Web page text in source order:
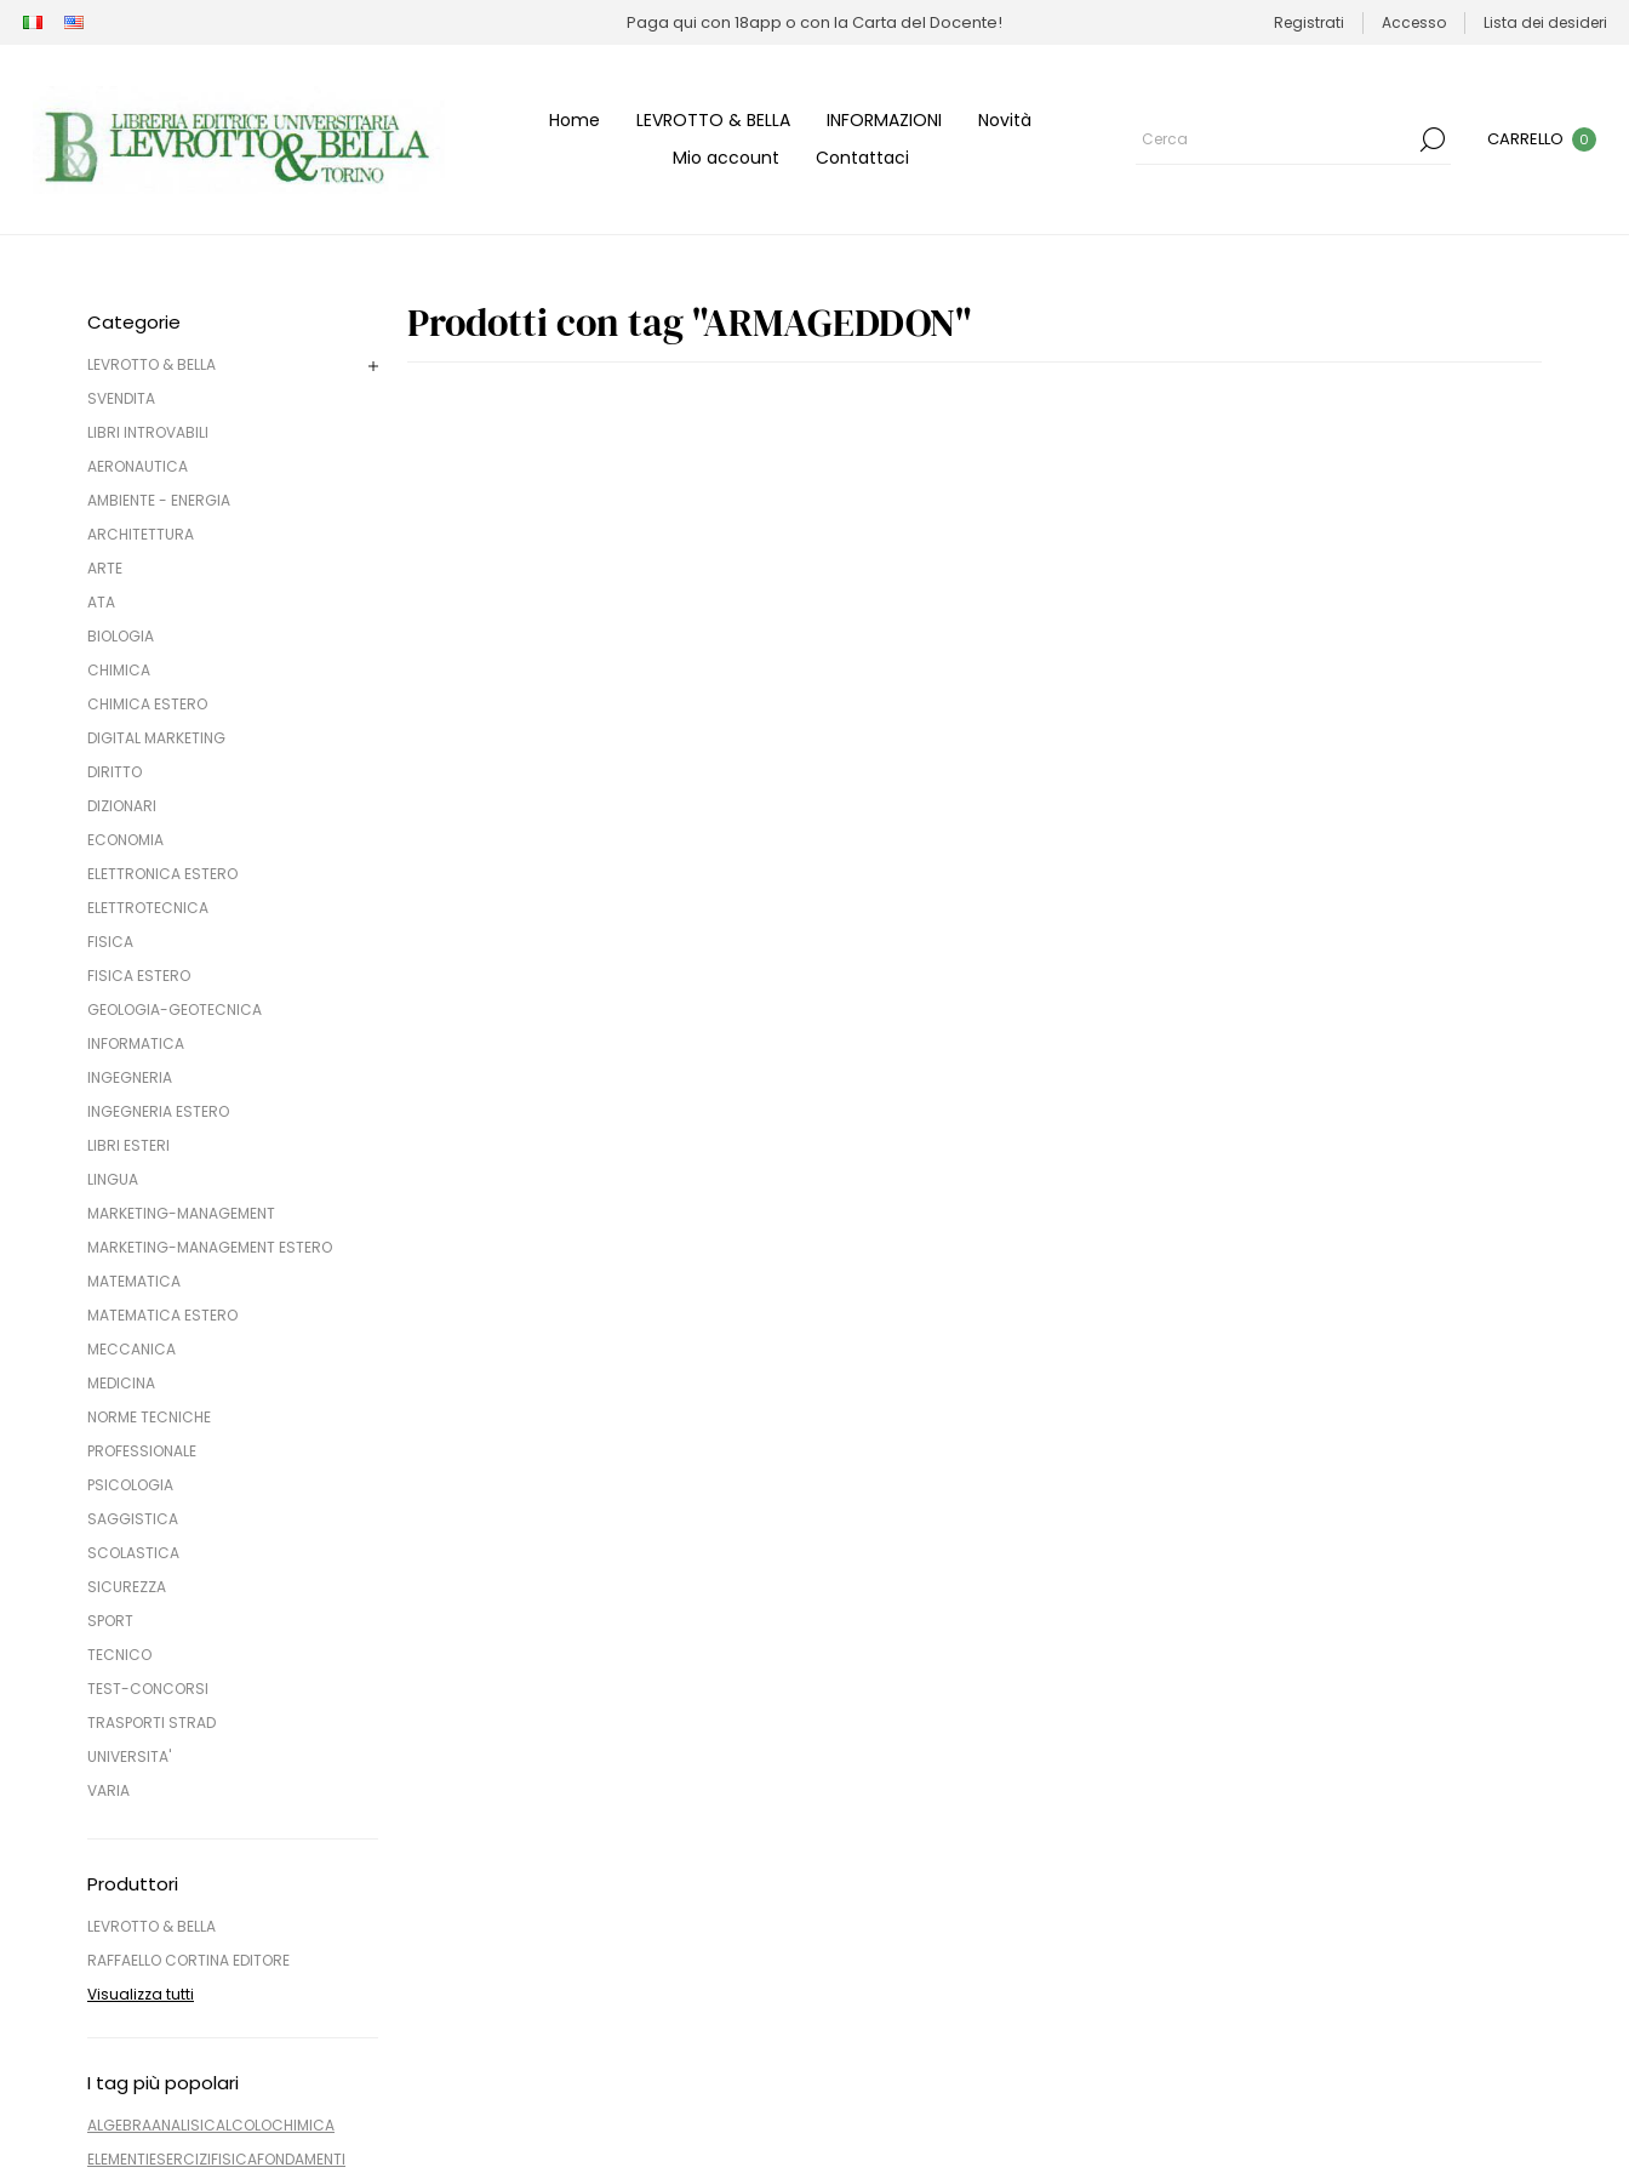
Paga qui con 18app o con la Carta del Docente! Registrati Accesso Lista dei desideri
Home LEVROTTO & BELLA INFORMAZIONI
Novità
Mio account
Contattaci
CARRELLO 0
Categorie
LEVROTTO & BELLA
SVENDITA
LIBRI INTROVABILI
AERONAUTICA
AMBIENTE - ENERGIA
ARCHITETTURA
ARTE
ATA
BIOLOGIA
CHIMICA
CHIMICA ESTERO
DIGITAL MARKETING
DIRITTO
DIZIONARI
ECONOMIA
ELETTRONICA ESTERO
ELETTROTECNICA
FISICA
FISICA ESTERO
GEOLOGIA-GEOTECNICA
INFORMATICA
INGEGNERIA
INGEGNERIA ESTERO
LIBRI ESTERI
LINGUA
MARKETING-MANAGEMENT
MARKETING-MANAGEMENT ESTERO
MATEMATICA
MATEMATICA ESTERO
MECCANICA
MEDICINA
NORME TECNICHE
PROFESSIONALE
PSICOLOGIA
SAGGISTICA
SCOLASTICA
SICUREZZA
SPORT
TECNICO
TEST-CONCORSI
TRASPORTI STRAD
UNIVERSITA'
VARIA
Produttori
LEVROTTO & BELLA
RAFFAELLO CORTINA EDITORE
Visualizza tutti
I tag più popolari
ALGEBRAANALISICALCOLOCHIMICA
ELEMENTIESERCIZIFISICAFONDAMENTI
Prodotti con tag "ARMAGEDDON"